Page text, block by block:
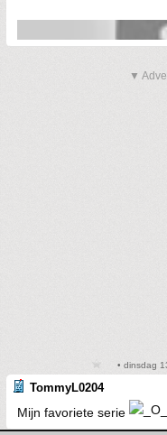
▼
• dinsdag
TommyL0204
Mijn favoriete serie